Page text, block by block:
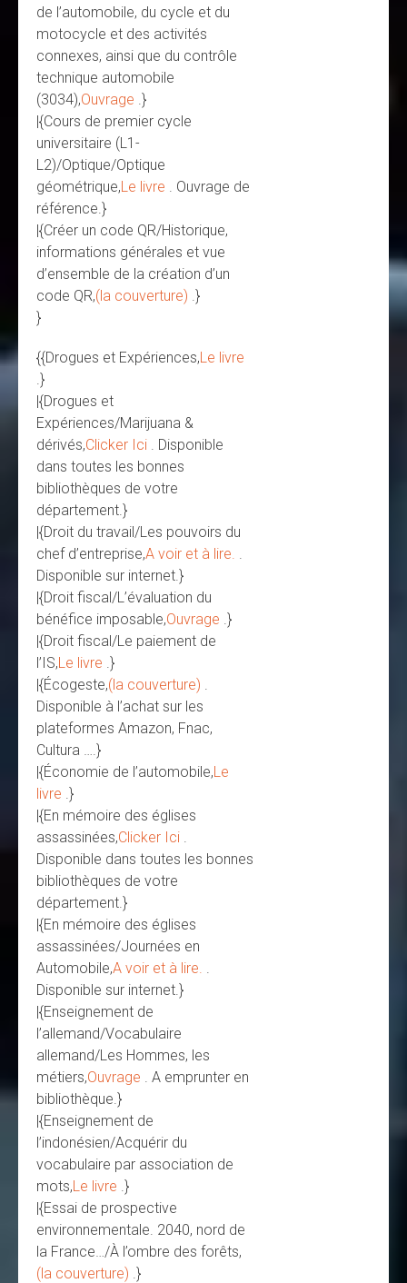
de l’automobile, du cycle et du
motocycle et des activités
connexes, ainsi que du contrôle
technique automobile
(3034),Ouvrage .}
|{Cours de premier cycle
universitaire (L1-
L2)/Optique/Optique
géométrique,Le livre . Ouvrage de
référence.}
|{Créer un code QR/Historique,
informations générales et vue
d’ensemble de la création d’un
code QR,(la couverture) .}
}
{{Drogues et Expériences,Le livre
.}
|{Drogues et
Expériences/Marijuana &
dérivés,Clicker Ici . Disponible
dans toutes les bonnes
bibliothèques de votre
département.}
|{Droit du travail/Les pouvoirs du
chef d’entreprise,A voir et à lire. .
Disponible sur internet.}
|{Droit fiscal/L’évaluation du
bénéfice imposable,Ouvrage .}
|{Droit fiscal/Le paiement de
l’IS,Le livre .}
|{Écogeste,(la couverture) .
Disponible à l’achat sur les
plateformes Amazon, Fnac,
Cultura ….}
|{Économie de l’automobile,Le
livre .}
|{En mémoire des églises
assassinées,Clicker Ici .
Disponible dans toutes les bonnes
bibliothèques de votre
département.}
|{En mémoire des églises
assassinées/Journées en
Automobile,A voir et à lire. .
Disponible sur internet.}
|{Enseignement de
l’allemand/Vocabulaire
allemand/Les Hommes, les
métiers,Ouvrage . A emprunter en
bibliothèque.}
|{Enseignement de
l’indonésien/Acquérir du
vocabulaire par association de
mots,Le livre .}
|{Essai de prospective
environnementale. 2040, nord de
la France…/À l’ombre des forêts,
(la couverture) .}